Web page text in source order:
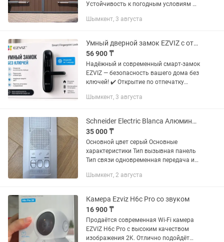
Устойчивость к погодным условиям ✔️
Простая установка и настройка
Шымкент, 3 августа
Умный дверной замок EZVIZ с отпечатком пальца
56 900 ₸
Надёжный и современный смарт-замок
EZVIZ — безопасность вашего дома без
ключей! ✔️ Открытие по отпечатку
Стильный и прочный корпус ✔️
Шымкент, 3 августа
Schneider Electric Blanca Алюминий домофон
35 000 ₸
Основной цвет серый Основные
характеристики Тип вызывная панель
Тип связи одновременная передача и
Вид домофона без трубки Способ
Шымкент, 2 августа
Камера Ezviz H6c Pro со звуком
16 900 ₸
Продаётся современная Wi-Fi камера
EZVIZ H6c Pro с высоким качеством
изображения 2K. Отлично подойдёт